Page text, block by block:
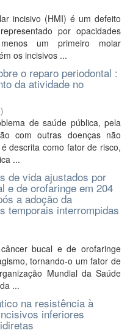
incisivo (HMI) é um defeito
por opacidades
um primeiro molar
os incisivos ...
o reparo periodontal :
da atividade no
)
de saúde pública, pela
com outras doenças não
descrita como fator de risco,
...
de vida ajustados por
e de orofaringe em 204
a adoção da
temporais interrompidas
bucal e de orofaringe
tornando-o um fator de
Mundial da Saúde
...
na resistência à
inferiores